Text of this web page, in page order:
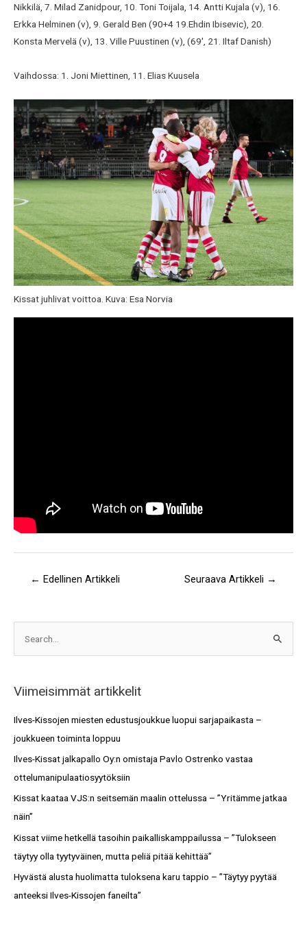
Nikkilä, 7. Milad Zanidpour, 10. Toni Toijala, 14. Antti Kujala (v), 16.
Erkka Helminen (v), 9. Gerald Ben (90+4 19.Ehdin Ibisevic), 20.
Konsta Mervelä (v), 13. Ville Puustinen (v), (69′, 21. Iltaf Danish)
Vaihdossa: 1. Joni Miettinen, 11. Elias Kuusela
Kissat juhlivat voittoa. Kuva: Esa Norvia
← Edellinen Artikkeli Seuraava Artikkeli →
c
h
Viimeisimmät artikkelit
Ilves-Kissojen miesten edustusjoukkue luopui sarjapaikasta –
joukkueen toiminta loppuu
Ilves-Kissat jalkapallo Oy:n omistaja Pavlo Ostrenko vastaa
ottelumanipulaatiosyytöksiin
Kissat kaataa VJS:n seitsemän maalin ottelussa – ”Yritämme jatkaa
näin”
Kissat viime hetkellä tasoihin paikalliskamppailussa – ”Tulokseen
täytyy olla tyytyväinen, mutta peliä pitää kehittää”
Hyvästä alusta huolimatta tuloksena karu tappio – ”Täytyy pyytää
anteeksi Ilves-Kissojen faneilta”
i
t
o
t